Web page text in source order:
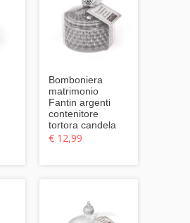
Bomboniera
matrimonio
Fantin argenti
contenitore
tortora candela
€ 12,99